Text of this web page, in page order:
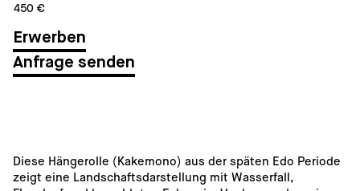
450 €
Anfrage senden
Diese Hängerolle (Kakemono) aus der späten Edo Periode
zeigt eine Landschaftsdarstellung mit Wasserfall,